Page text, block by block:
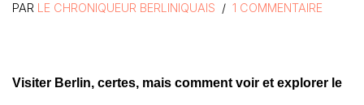
PAR LE CHRONIQUEUR BERLINIQUAIS 1 COMMENTAIRE
Visiter Berlin, certes, mais comment voir et explorer le